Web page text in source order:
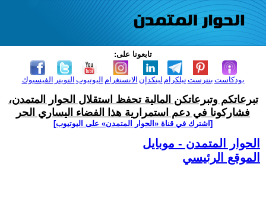
تابعونا على:
الفيسبوك التويتر اليوتيوب الانستغرام لينكدإن تيلكرامبنترست بودكاست
تبرعاتكم وتبرعاتكن المالية تحفظ استقلال الحوار المتمدن،
فشاركونا في دعم استمرارية هذا الفضاء اليساري الحر
[اشترك في قناة ‫«الحوار المتمدن» على اليوتيوب]
الحوار المتمدن - موبايل
الموقع الرئيسي